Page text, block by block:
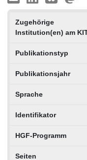
Zugehörige
Institution(en) am
Publikationstyp
Publikationsjahr
Sprache
Identifikator
HGF-Programm
Seiten